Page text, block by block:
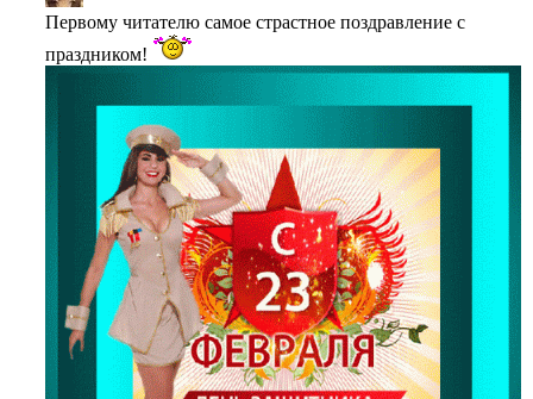
Первому читателю самое страстное поздравление с
праздником!